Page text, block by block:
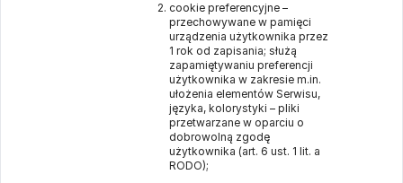
cookie preferencyjne –
przechowywane w pamięci
urządzenia użytkownika przez
1 rok od zapisania; służą
zapamiętywaniu preferencji
użytkownika w zakresie m.in.
ułożenia elementów Serwisu,
języka, kolorystyki – pliki
przetwarzane w oparciu o
dobrowolną zgodę
użytkownika (art. 6 ust. 1 lit. a
RODO);